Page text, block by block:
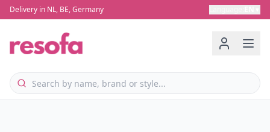
Delivery in NL, BE, Germany